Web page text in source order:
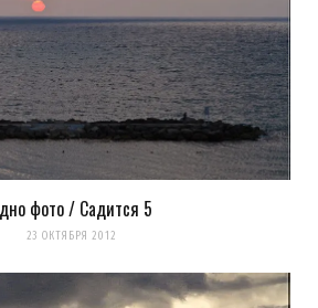
фото / Садится 5
23 ОКТЯБРЯ 2012